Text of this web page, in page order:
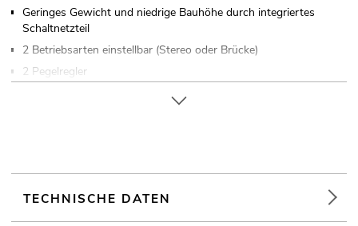
Geringes Gewicht und niedrige Bauhöhe durch integriertes
Schaltnetzteil
2 Betriebsarten einstellbar (Stereo oder Brücke)
2 Pegelregler
Elektronisch symmetrierte Eingänge über XLR-Einbaubuchsen
mit XLR-Durchschleifausgängen
Die Gerätekühlung erfolgt über Lüfter
Für Anwendungsgebiete wie zum Beispiel: Clubs/Tanzschulen;
TECHNISCHE DATEN